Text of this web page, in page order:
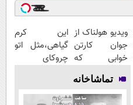
ویدیو هولناک از
جوان کارتن
خوابی که
میلیاردر شد.
آموزش رایگان
این کرم
گیاهی،مثل اتو
چروکای
تماشاخانه